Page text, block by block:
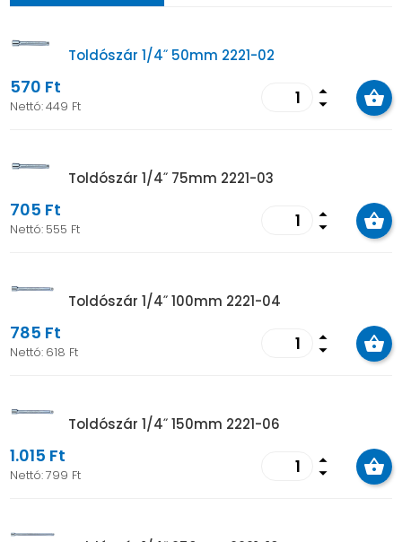
Toldószár 1/4˝ 50mm 2221-02
570 Ft
Nettó:449 Ft
arrow_drop_up
arrow_drop_down
Toldószár 1/4˝ 75mm 2221-03
705 Ft
Nettó: 555 Ft
arrow_drop_up
arrow_drop_down
Toldószár 1/4˝ 100mm 2221-04
785 Ft
Nettó: 618 Ft
arrow_drop_up
arrow_drop_down
Toldószár 1/4˝ 150mm 2221-06
1.015 Ft
Nettó:799 Ft
arrow_drop_up
arrow_drop_down